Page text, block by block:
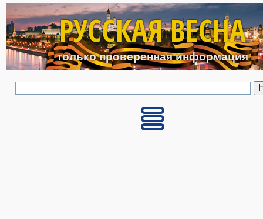
Перейти к основному
РУССКАЯ ВЕСНА
только проверенная информация